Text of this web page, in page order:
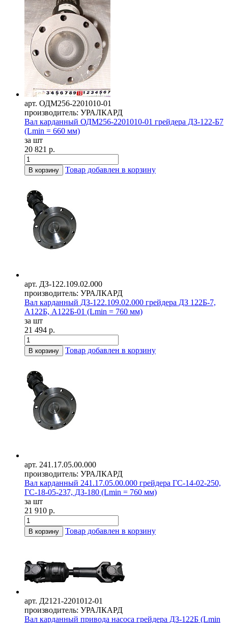
арт. ОДМ256-2201010-01
производитель: УРАЛКАРД
Вал карданный ОДМ256-2201010-01 грейдера ДЗ-122-Б7
(Lmin = 660 мм)
за шт
20 821 р.
В корзину Товар добавлен в корзину
арт. ДЗ-122.109.02.000
производитель: УРАЛКАРД
Вал карданный ДЗ-122.109.02.000 грейдера ДЗ 122Б-7,
А122Б, А122Б-01 (Lmin = 760 мм)
за шт
21 494 р.
В корзину Товар добавлен в корзину
арт. 241.17.05.00.000
производитель: УРАЛКАРД
Вал карданный 241.17.05.00.000 грейдера ГС-14-02-250,
ГС-18-05-237, ДЗ-180 (Lmin = 760 мм)
за шт
21 910 р.
В корзину Товар добавлен в корзину
арт. Д2121-2201012-01
производитель: УРАЛКАРД
Вал карданный привода насоса грейдера ДЗ-122Б (Lmin